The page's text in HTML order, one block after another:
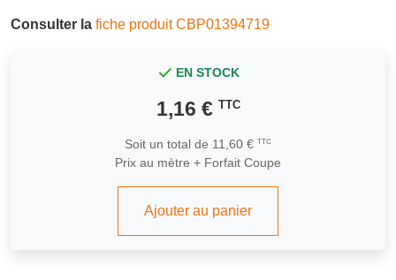
Consulter la fiche produit CBP01394719
EN STOCK
1,16 € TTC
Soit un total de 11,60 € TTC
Prix au mètre + Forfait Coupe
Ajouter au panier